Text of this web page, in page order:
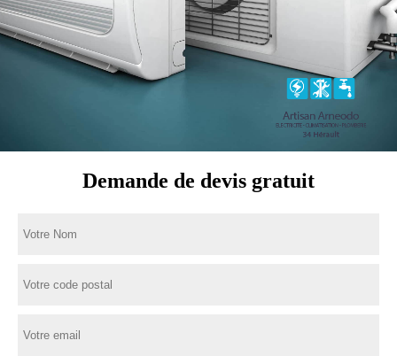
Demande de devis gratuit